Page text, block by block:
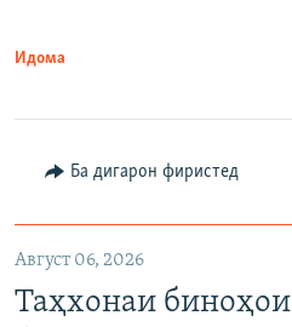
Идома
Ба дигарон фиристед
Август 06, 2026
Таҳхонаи биноҳои